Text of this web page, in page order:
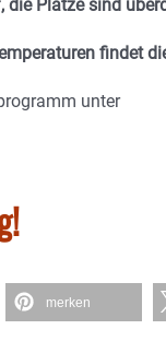
Plätze sind
findet
unter
merken